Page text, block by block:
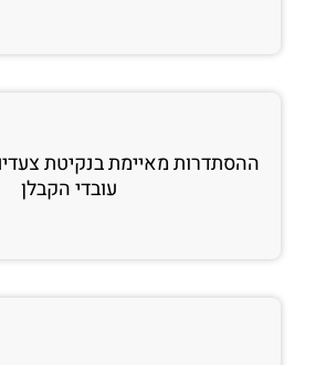
ההסתדרות מאיימת בנקיטת
עובדי הקבלן